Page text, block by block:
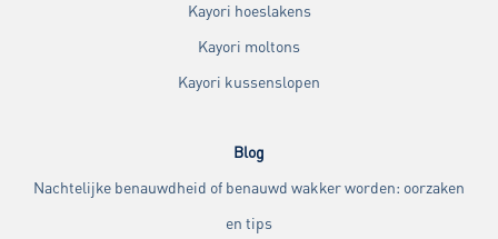
Kayori hoeslakens
Kayori moltons
Kayori kussenslopen
Blog
Nachtelijke benauwdheid of benauwd wakker worden: oorzaken
en tips